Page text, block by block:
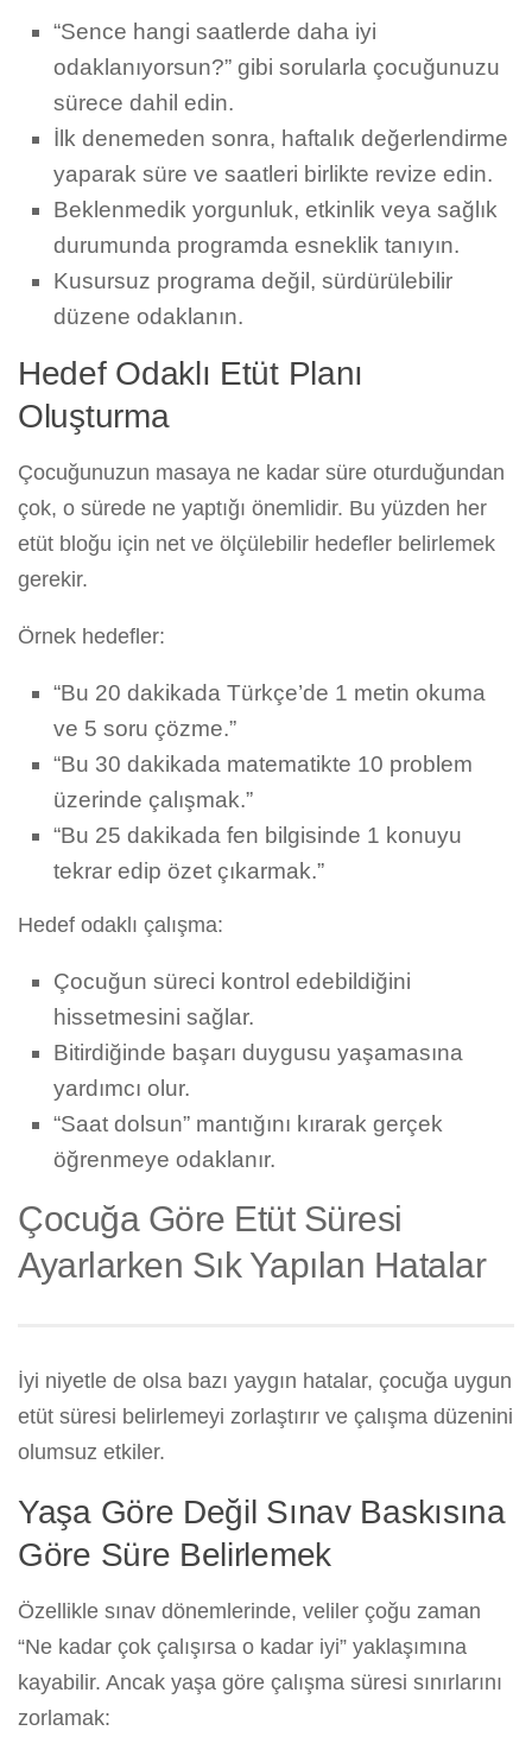
“Sence hangi saatlerde daha iyi
odaklanıyorsun?” gibi sorularla çocuğunuzu
sürece dahil edin.
İlk denemeden sonra, haftalık değerlendirme
yaparak süre ve saatleri birlikte revize edin.
Beklenmedik yorgunluk, etkinlik veya sağlık
durumunda programda esneklik tanıyın.
Kusursuz programa değil, sürdürülebilir
düzene odaklanın.
Hedef Odaklı Etüt Planı
Oluşturma
Çocuğunuzun masaya ne kadar süre oturduğundan
çok, o sürede ne yaptığı önemlidir. Bu yüzden her
etüt bloğu için net ve ölçülebilir hedefler belirlemek
gerekir.
Örnek hedefler:
“Bu 20 dakikada Türkçe’de 1 metin okuma
ve 5 soru çözme.”
“Bu 30 dakikada matematikte 10 problem
üzerinde çalışmak.”
“Bu 25 dakikada fen bilgisinde 1 konuyu
tekrar edip özet çıkarmak.”
Hedef odaklı çalışma:
Çocuğun süreci kontrol edebildiğini
hissetmesini sağlar.
Bitirdiğinde başarı duygusu yaşamasına
yardımcı olur.
“Saat dolsun” mantığını kırarak gerçek
öğrenmeye odaklanır.
Çocuğa Göre Etüt Süresi
Ayarlarken Sık Yapılan Hatalar
İyi niyetle de olsa bazı yaygın hatalar, çocuğa uygun
etüt süresi belirlemeyi zorlaştırır ve çalışma düzenini
olumsuz etkiler.
Yaşa Göre Değil Sınav Baskısına
Göre Süre Belirlemek
Özellikle sınav dönemlerinde, veliler çoğu zaman
“Ne kadar çok çalışırsa o kadar iyi” yaklaşımına
kayabilir. Ancak yaşa göre çalışma süresi sınırlarını
zorlamak: